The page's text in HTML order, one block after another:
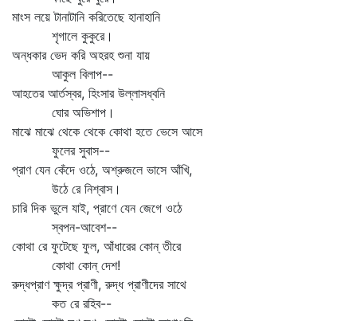
মাংস লয়ে টানাটানি করিতেছে হানাহানি
শৃগালে কুকুরে।
অন্ধকার ভেদ করি অহরহ শুনা যায়
আকুল বিলাপ--
আহতের আর্তস্বর, হিংসার উল্লাসধ্বনি
ঘোর অভিশাপ।
মাঝে মাঝে থেকে থেকে কোথা হতে ভেসে আসে
ফুলের সুবাস--
প্রাণ যেন কেঁদে ওঠে, অশ্রুজলে ভাসে আঁখি,
উঠে রে নিশ্বাস।
চারি দিক ভুলে যাই, প্রাণে যেন জেগে ওঠে
স্বপন-আবেশ--
কোথা রে ফুটেছে ফুল, আঁধারের কোন্‌ তীরে
কোথা কোন্‌ দেশ!
রুদ্ধপ্রাণ ক্ষুদ্র প্রাণী, রুদ্ধ প্রাণীদের সাথে
কত রে রহিব--